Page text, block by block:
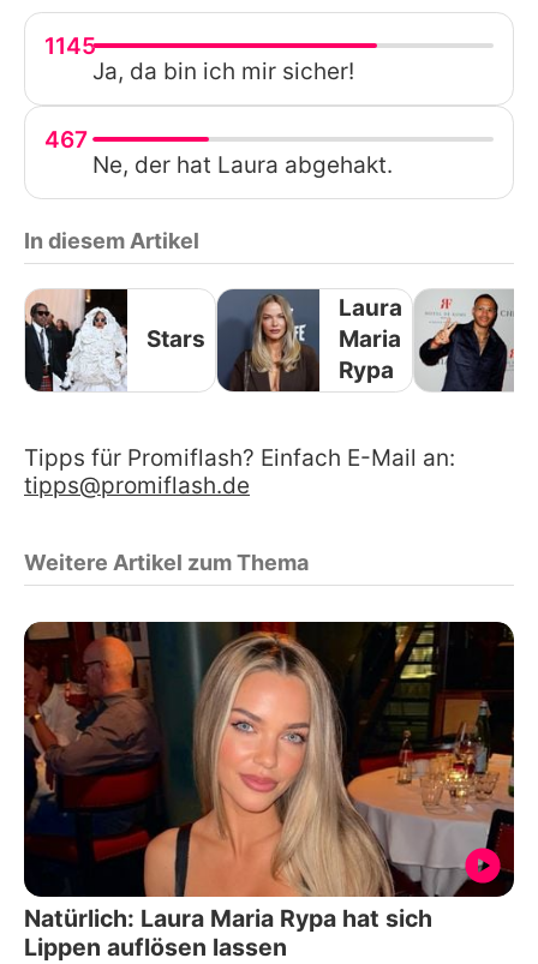
1145
Ja, da bin ich mir sicher!
467
Ne, der hat Laura abgehakt.
In diesem Artikel
Stars
Laura
Maria
Rypa
Tipps für Promiflash? Einfach E-Mail an:
tipps@promiflash.de
Weitere Artikel zum Thema
Natürlich: Laura Maria Rypa hat sich
Lippen auflösen lassen